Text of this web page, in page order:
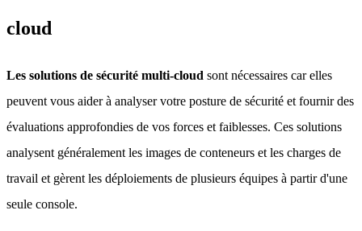
cloud
Les solutions de sécurité multi-cloud sont nécessaires car elles
peuvent vous aider à analyser votre posture de sécurité et fournir des
évaluations approfondies de vos forces et faiblesses. Ces solutions
analysent généralement les images de conteneurs et les charges de
travail et gèrent les déploiements de plusieurs équipes à partir d'une
seule console.